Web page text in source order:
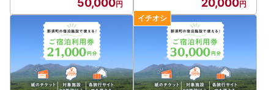
ホテル 観光 国内旅行 那須
栃木県 那須町
ホテル 観光 国内旅行 那須
栃木県 那須町